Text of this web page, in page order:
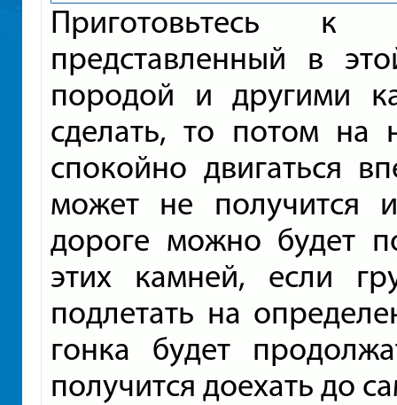
Приготовьтесь к
представленный в
породой и другими
сделать, то потом на
спокойно двигаться
может не получится
дороге можно будет
этих камней, если
подлетать на
гонка будет
получится доехать до